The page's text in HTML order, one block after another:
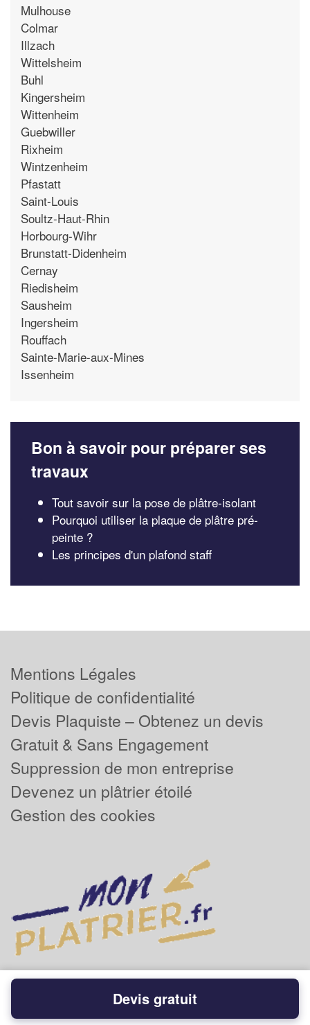
Mulhouse
Colmar
Illzach
Wittelsheim
Buhl
Kingersheim
Wittenheim
Guebwiller
Rixheim
Wintzenheim
Pfastatt
Saint-Louis
Soultz-Haut-Rhin
Horbourg-Wihr
Brunstatt-Didenheim
Cernay
Riedisheim
Sausheim
Ingersheim
Rouffach
Sainte-Marie-aux-Mines
Issenheim
Bon à savoir pour préparer ses
travaux
Tout savoir sur la pose de plâtre-isolant
Pourquoi utiliser la plaque de plâtre pré-
peinte ?
Les principes d'un plafond staff
Mentions Légales
Politique de confidentialité
Devis Plaquiste – Obtenez un devis
Gratuit & Sans Engagement
Suppression de mon entreprise
Devenez un plâtrier étoilé
Gestion des cookies
Powered byPlus que pro
Devis gratuit